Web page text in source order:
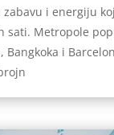
zabavu i energiju
sati. Metropole
Bangkoka i